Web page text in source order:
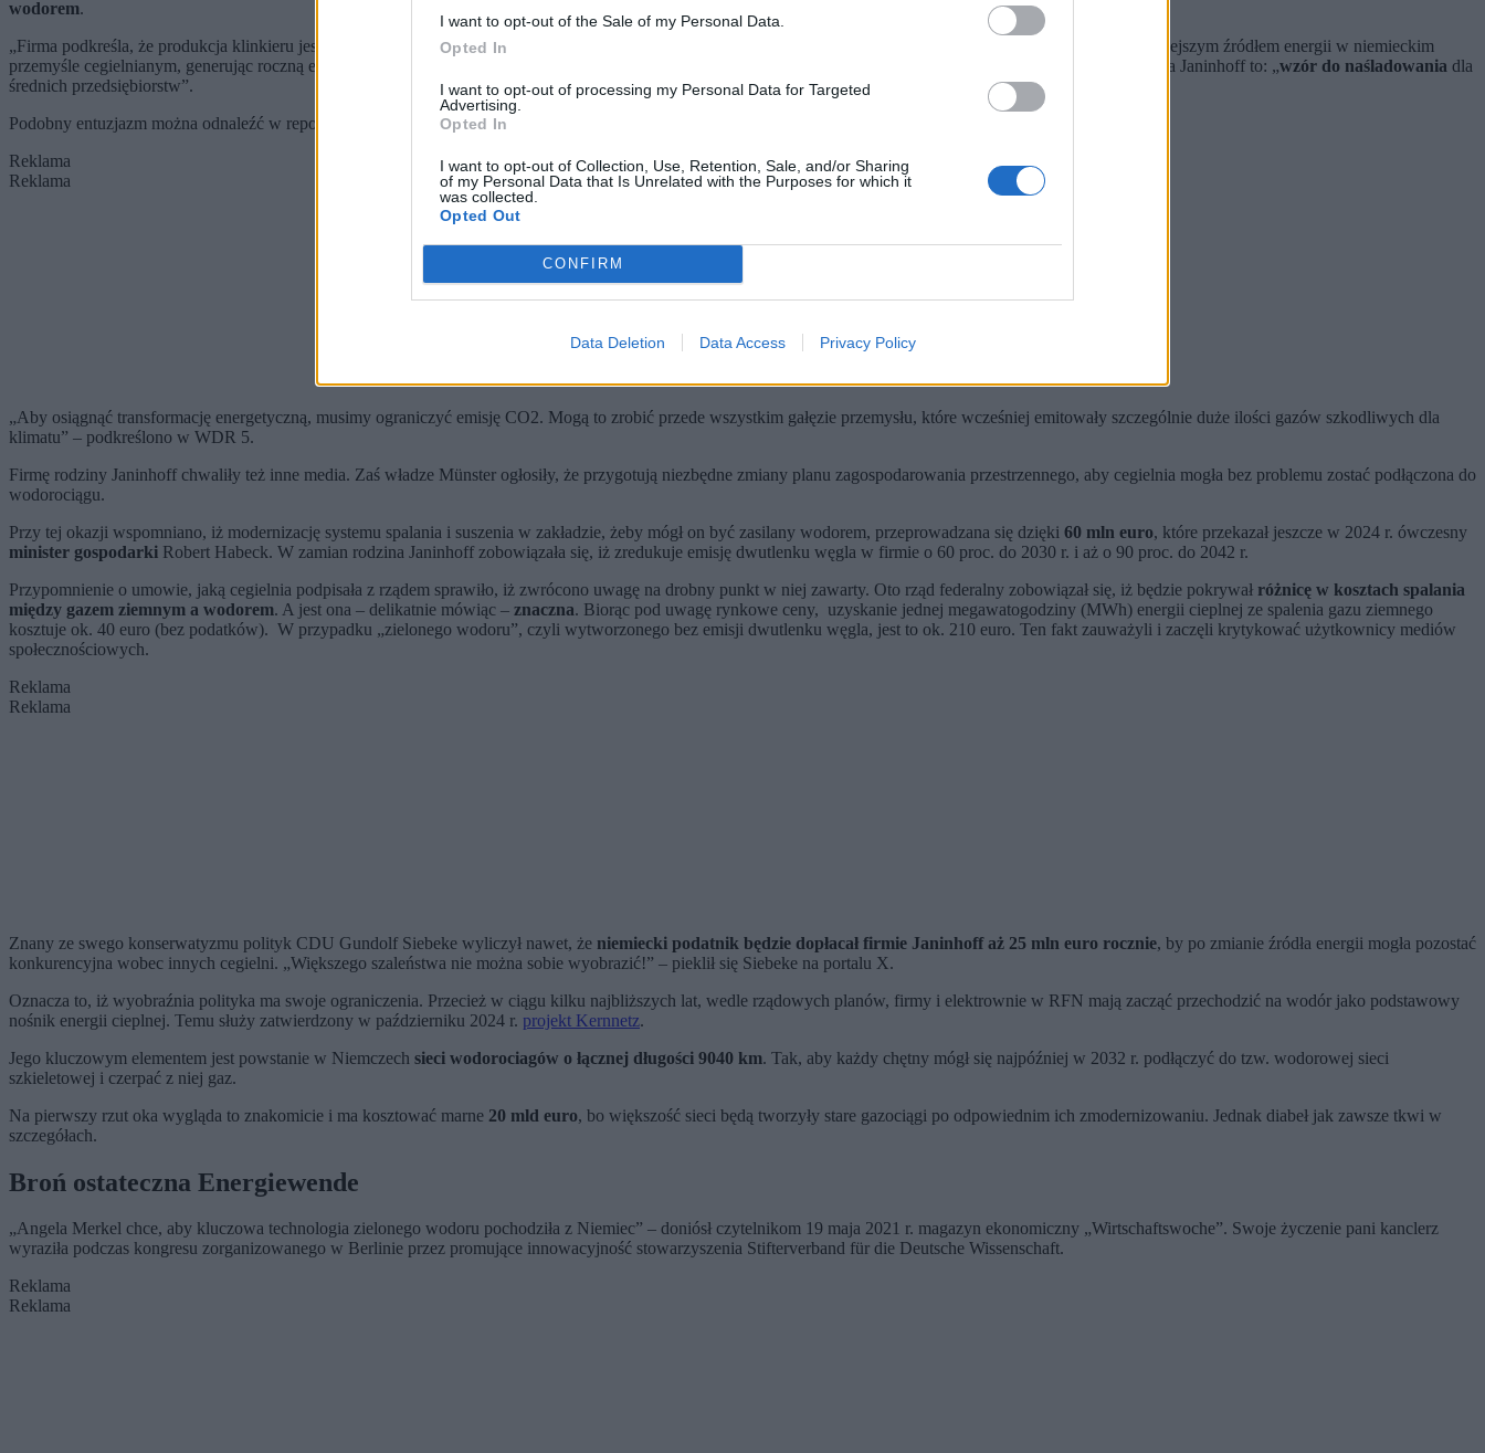
I want to opt-out of the Sale of my Personal Data.
Opted In
I want to opt-out of processing my Personal Data for Targeted
Advertising.
Opted In
I want to opt-out of Collection, Use, Retention, Sale, and/or Sharing
of my Personal Data that Is Unrelated with the Purposes for which it
was collected.
Opted Out
CONFIRM
Data Deletion Data Access Privacy Policy
wodorem.
„Firma podkreśla, że ​​produkcja klinkieru jest bardzo energochłonna: na jedną tonę potrzeba około 1,7 megawatogodziny energii. Gaz ziemny był dotychczas najważniejszym źródłem energii w niemieckim
przemyśle cegielnianym, generując roczną emisję około 1,74 miliona ton CO2” – doniósł portal „chip.de” 27 listopada 2025 r. Ale to ma się wkrótce zmienić i cegielnia Janinhoff to: „wzór do naśladowania dla
średnich przedsiębiorstw”.
Podobny entuzjazm można odnaleźć w reportażu radia WDR 5, prezentującym słuchaczom tę wzorcową cegielnię.
Reklama
Reklama
„Aby osiągnąć transformację energetyczną, musimy ograniczyć emisję CO2. Mogą to zrobić przede wszystkim gałęzie przemysłu, które wcześniej emitowały szczególnie duże ilości gazów szkodliwych dla
klimatu” – podkreślono w WDR 5.
Firmę rodziny Janinhoff chwaliły też inne media. Zaś władze Münster ogłosiły, że przygotują niezbędne zmiany planu zagospodarowania przestrzennego, aby cegielnia mogła bez problemu zostać podłączona do
wodorociągu.
Przy tej okazji wspomniano, iż modernizację systemu spalania i suszenia w zakładzie, żeby mógł on być zasilany wodorem, przeprowadzana się dzięki 60 mln euro, które przekazał jeszcze w 2024 r. ówczesny
minister gospodarki Robert Habeck. W zamian rodzina Janinhoff zobowiązała się, iż zredukuje emisję dwutlenku węgla w firmie o 60 proc. do 2030 r. i aż o 90 proc. do 2042 r.
Przypomnienie o umowie, jaką cegielnia podpisała z rządem sprawiło, iż zwrócono uwagę na drobny punkt w niej zawarty. Oto rząd federalny zobowiązał się, iż będzie pokrywał różnicę w kosztach spalania
między gazem ziemnym a wodorem. A jest ona – delikatnie mówiąc – znaczna. Biorąc pod uwagę rynkowe ceny, uzyskanie jednej megawatogodziny (MWh) energii cieplnej ze spalenia gazu ziemnego
kosztuje ok. 40 euro (bez podatków). W przypadku „zielonego wodoru”, czyli wytworzonego bez emisji dwutlenku węgla, jest to ok. 210 euro. Ten fakt zauważyli i zaczęli krytykować użytkownicy mediów
społecznościowych.
Reklama
Reklama
Znany ze swego konserwatyzmu polityk CDU Gundolf Siebeke wyliczył nawet, że niemiecki podatnik będzie dopłacał firmie Janinhoff aż 25 mln euro rocznie, by po zmianie źródła energii mogła pozostać
konkurencyjna wobec innych cegielni. „Większego szaleństwa nie można sobie wyobrazić!” – pieklił się Siebeke na portalu X.
Oznacza to, iż wyobraźnia polityka ma swoje ograniczenia. Przecież w ciągu kilku najbliższych lat, wedle rządowych planów, firmy i elektrownie w RFN mają zacząć przechodzić na wodór jako podstawowy
nośnik energii cieplnej. Temu służy zatwierdzony w październiku 2024 r. projekt Kernnetz.
Jego kluczowym elementem jest powstanie w Niemczech sieci wodorociagów o łącznej długości 9040 km. Tak, aby każdy chętny mógł się najpóźniej w 2032 r. podłączyć do tzw. wodorowej sieci
szkieletowej i czerpać z niej gaz.
Na pierwszy rzut oka wygląda to znakomicie i ma kosztować marne 20 mld euro, bo większość sieci będą tworzyły stare gazociągi po odpowiednim ich zmodernizowaniu. Jednak diabeł jak zawsze tkwi w
szczegółach.
Broń ostateczna Energiewende
„Angela Merkel chce, aby kluczowa technologia zielonego wodoru pochodziła z Niemiec” – doniósł czytelnikom 19 maja 2021 r. magazyn ekonomiczny „Wirtschaftswoche”. Swoje życzenie pani kanclerz
wyraziła podczas kongresu zorganizowanego w Berlinie przez promujące innowacyjność stowarzyszenia Stifterverband für die Deutsche Wissenschaft.
Reklama
Reklama